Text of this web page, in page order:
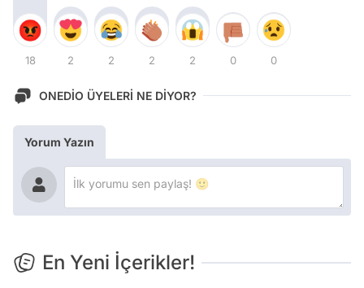
18 2 2 2 2 0 0
ONEDİO ÜYELERİ NE DİYOR?
Yorum Yazın
En Yeni İçerikler!